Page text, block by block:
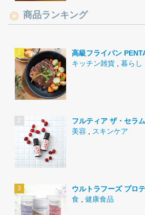
商品ランキング
高級フライパン
キッチン雑貨
暮らし
フルティア ザ・セラ
美容
スキンケア
ウルトラフーズ プロ
食
健康食品